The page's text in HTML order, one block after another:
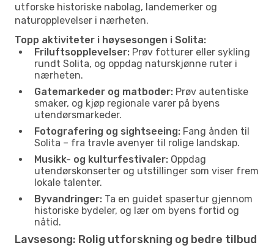
utforske historiske nabolag, landemerker og
naturopplevelser i nærheten.
Topp aktiviteter i høysesongen i Solita:
Friluftsopplevelser: Prøv fotturer eller sykling
rundt Solita, og oppdag naturskjønne ruter i
nærheten.
Gatemarkeder og matboder: Prøv autentiske
smaker, og kjøp regionale varer på byens
utendørsmarkeder.
Fotografering og sightseeing: Fang ånden til
Solita – fra travle avenyer til rolige landskap.
Musikk- og kulturfestivaler: Oppdag
utendørskonserter og utstillinger som viser frem
lokale talenter.
Byvandringer: Ta en guidet spasertur gjennom
historiske bydeler, og lær om byens fortid og
nåtid.
Lavsesong: Rolig utforskning og bedre tilbud